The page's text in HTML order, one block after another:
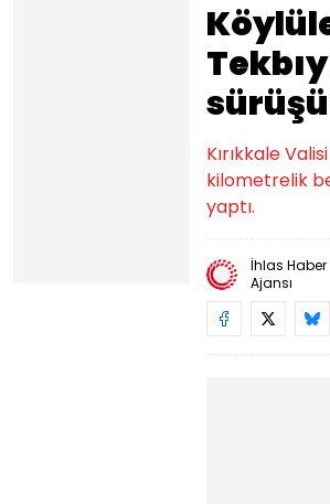
Kırıkkale
kilometrelik
yaptı.
İhlas Haber
Ajansı